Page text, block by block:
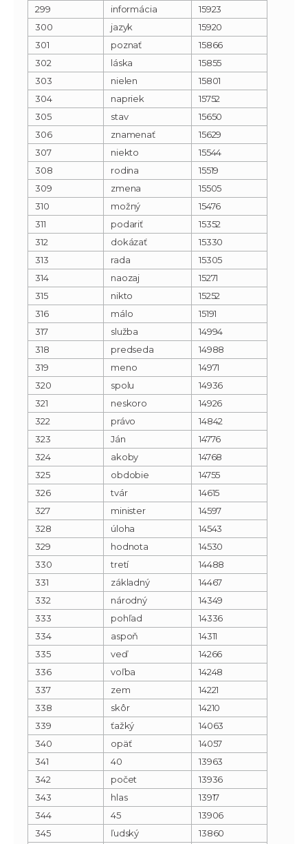
299 informácia
15923
300
jazyk
15920
301
poznať
15866
302
láska
15855
303
nielen
15801
304
napriek
15752
305
stav
15650
306
znamenať
15629
307
niekto
15544
308
rodina
15519
309
zmena
15505
310
možný
15476
311
podariť
15352
312
dokázať
15330
313
rada
15305
314
naozaj
15271
315
nikto
15252
316
málo
15191
317
služba
14994
318
predseda
14988
319
meno
14971
320
spolu
14936
321
neskoro
14926
322
právo
14842
323
Ján
14776
324
akoby
14768
325
obdobie
14755
326
tvár
14615
327
minister
14597
328
úloha
14543
329
hodnota
14530
330
tretí
14488
331
základný
14467
332
národný
14349
333
pohľad
14336
334
aspoň
14311
335
veď
14266
336
voľba
14248
337
zem
14221
338
skôr
14210
339
ťažký
14063
340
opäť
14057
341
40
13963
342
počet
13936
343
hlas
13917
344
45
13906
345
ľudský
13860